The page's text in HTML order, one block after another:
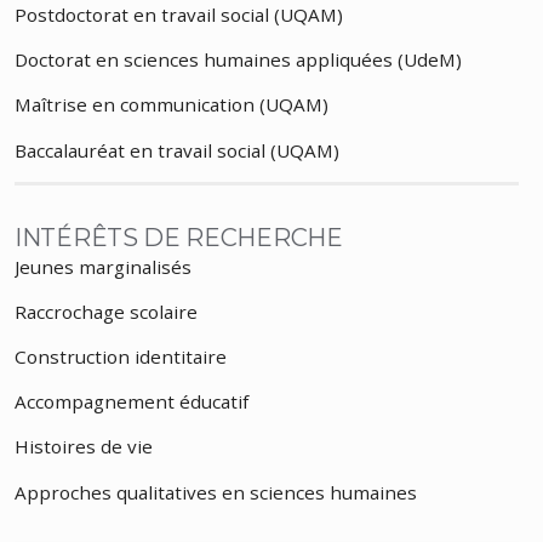
Postdoctorat en travail social (UQAM)
Doctorat en sciences humaines appliquées (UdeM)
Maîtrise en communication (UQAM)
Baccalauréat en travail social (UQAM)
INTÉRÊTS DE RECHERCHE
Jeunes marginalisés
Raccrochage scolaire
Construction identitaire
Accompagnement éducatif
Histoires de vie
Approches qualitatives en sciences humaines